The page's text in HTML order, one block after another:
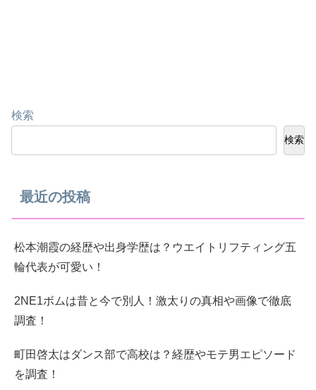
検索
検索
最近の投稿
松本潮霞の経歴や出身学歴は？ウエイトリフティング五
輪代表が可愛い！
2NE1ボムは昔と今で別人！激太りの真相や画像で徹底
調査！
町田啓太はダンス部で高校は？経歴やモテ男エピソード
を調査！